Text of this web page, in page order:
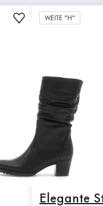
WEITE "H"
Elegante